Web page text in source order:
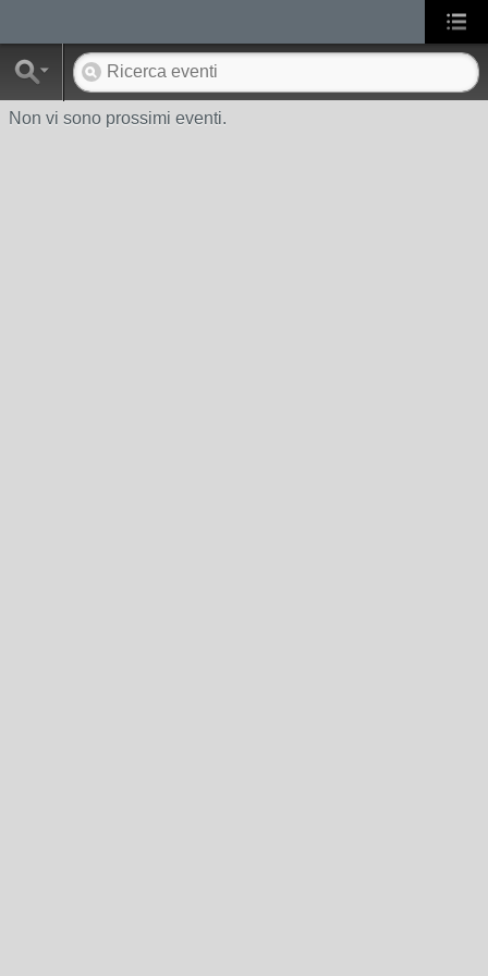
Non vi sono prossimi eventi.